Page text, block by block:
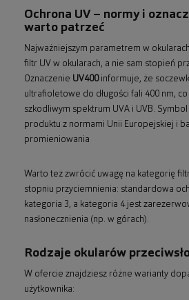
Ochrona UV – normy i
warto patrzeć
Najważniejszym parametrem w
filtr UV w okularach, a nie sam stopień
Oznaczenie UV400informuje, że
ultrafioletowe do długości fali 400 nm,
szkodliwym spektrum UVA i UVB. Symbol
produktu z normami Unii Europejskiej i
promieniowania
Warto też zwrócić uwagę na kategorię
stopniu przyciemnienia: standardowa
kategoria 3, a kategoria 4 jest
nasłonecznienia (np. w górach).
Rodzaje okularów
W ofercie znajdziesz różne warianty
użytkownika: